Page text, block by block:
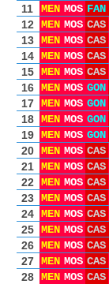
11
MEN MOS FAN
12
MEN MOS CAS
13 MEN MOS CAS
14 MEN MOS CAS
15 MEN MOS CAS
16 MEN MOS GON
17 MEN MOS GON
18 MEN MOS GON
19 MEN MOS GON
20 MEN MOS CAS
21 MEN MOS CAS
22
MEN MOS CAS
23 MEN MOS CAS
24 MEN MOS CAS
25 MEN MOS CAS
26 MEN MOS CAS
27 MEN MOS CAS
28 MEN MOS CAS